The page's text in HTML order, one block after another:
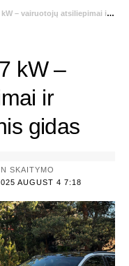
atsiliepimai ir išsamus apžvalginis gidas
kW –
ir
gidas
AUGUST 4 7:18
SKAITYMO